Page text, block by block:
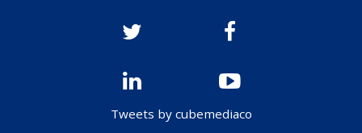
Tweets by cubemediaco